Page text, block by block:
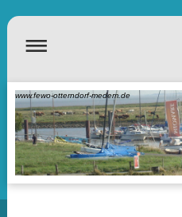
www.fewo-otterndorf-medem.de